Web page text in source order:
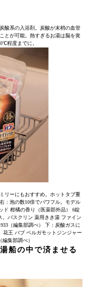
酸系の入浴剤。炭酸が末梢の血管
とが可能。熱すぎるお湯は脳を覚
程度までに。
リーにもおすすめ。ホットタブ重
：泡の数10倍でパワフル。モデル
ド 柑橘の香り（医薬部外品） 6錠
。バスクリン 薬用きき湯 ファイン
（編集部調べ） 下：炭酸ガスに
花王 バブ ベルガモットジンジャー
集部調べ）
船の中で済ませる